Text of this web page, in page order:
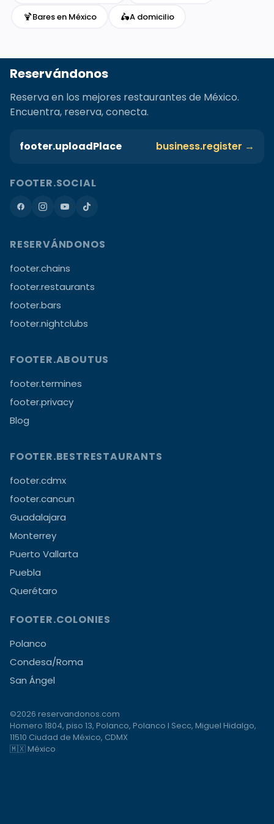
🍹Bares en México 🛵A domicilio
Reservándonos
Reserva en los mejores restaurantes de México.
Encuentra, reserva, conecta.
footer.uploadPlace business.register →
FOOTER.SOCIAL
RESERVÁNDONOS
footer.chains
footer.restaurants
footer.bars
footer.nightclubs
FOOTER.ABOUTUS
footer.termines
footer.privacy
Blog
FOOTER.BESTRESTAURANTS
footer.cdmx
footer.cancun
Guadalajara
Monterrey
Puerto Vallarta
Puebla
Querétaro
FOOTER.COLONIES
Polanco
Condesa/Roma
San Ángel
©2026 reservandonos.com
Homero 1804, piso 13, Polanco, Polanco I Secc, Miguel Hidalgo,
11510 Ciudad de México, CDMX
🇲🇽 México